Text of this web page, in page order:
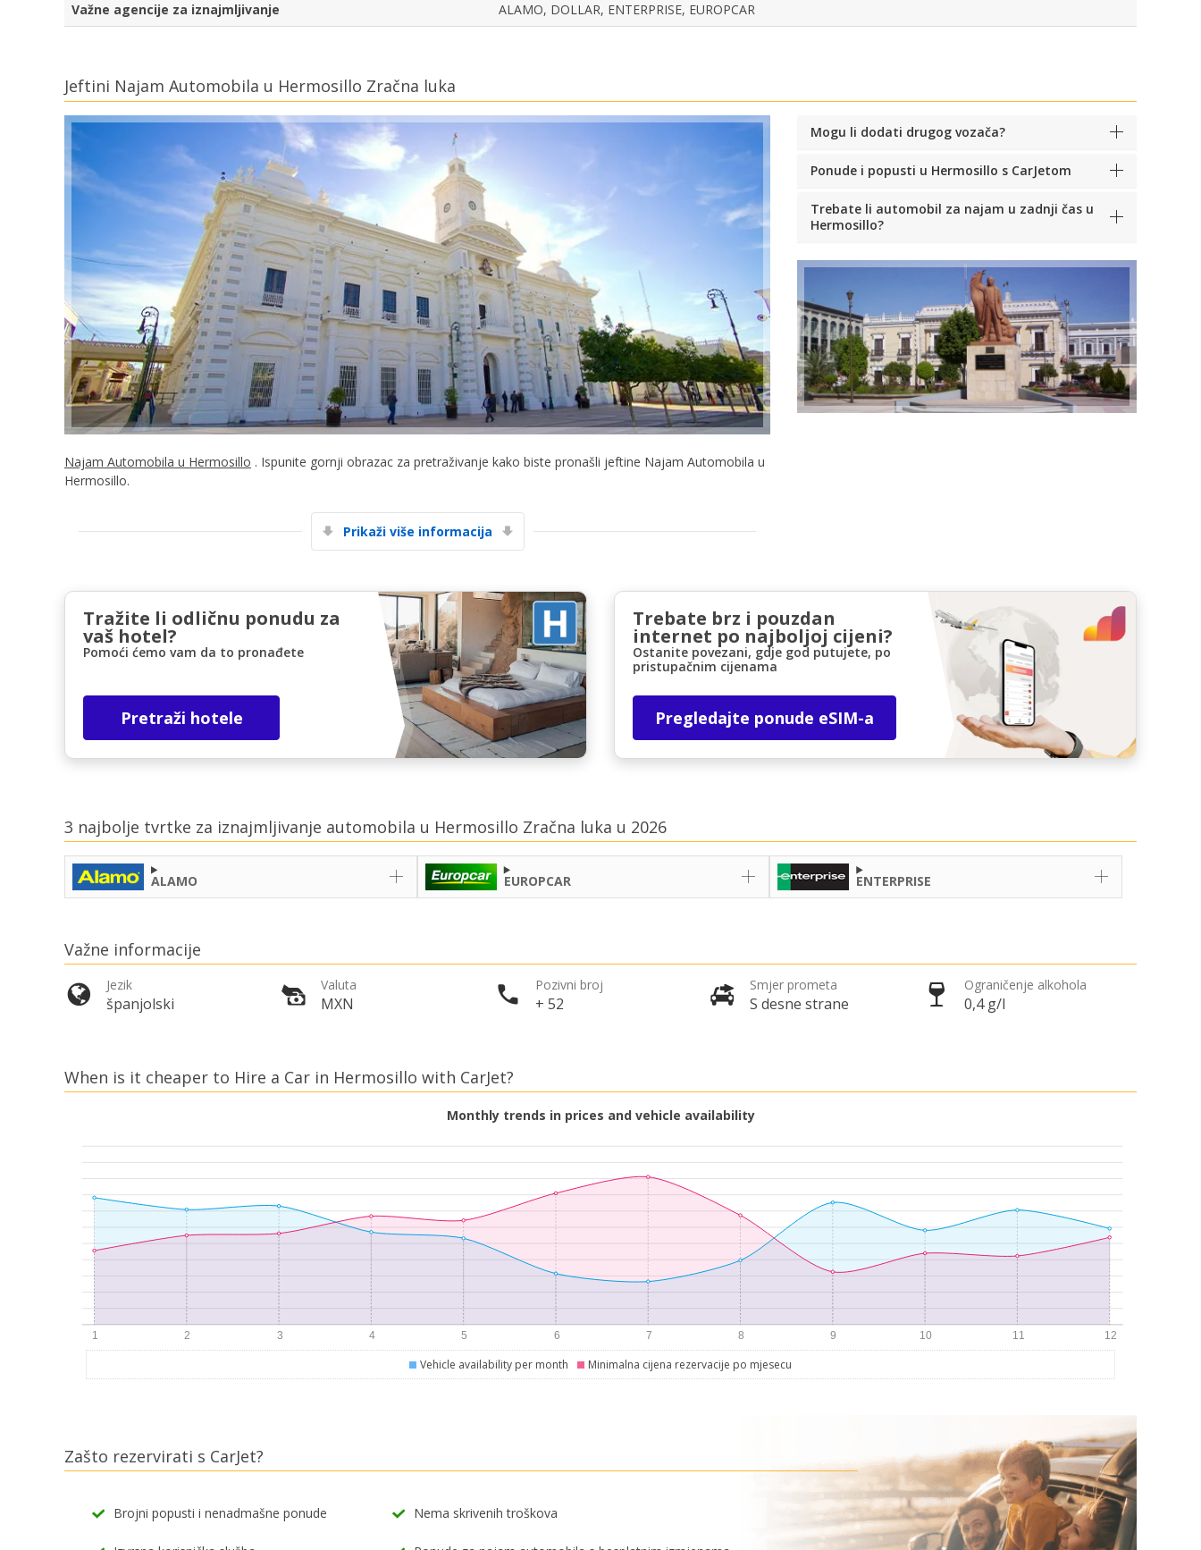
Posebni popusti
Pristupite ekskluzivnim ponudama naših
dobavljača
Prijava putem eLinka
Važne agencije za iznajmljivanje
ALAMO, DOLLAR, ENTERPRISE, EUROPCAR
Jeftini Najam Automobila u Hermosillo Zračna luka
Najam Automobila u Hermosillo . Ispunite gornji obrazac za pretraživanje kako biste pronašli jeftine Najam Automobila u
Hermosillo.
Prikaži više informacija
Mogu li dodati drugog vozača?
Ponude i popusti u Hermosillo s CarJetom
Trebate li automobil za najam u zadnji čas u
Hermosillo?
Tražite li odličnu ponudu za
vaš hotel?
Pomoći ćemo vam da to pronađete
Pretraži hotele
Trebate brz i pouzdan
internet po najboljoj cijeni?
Ostanite povezani, gdje god putujete, po
pristupačnim cijenama
Pregledajte ponude eSIM-a
3 najbolje tvrtke za iznajmljivanje automobila u Hermosillo Zračna luka u 2026
ALAMO EUROPCAR ENTERPRISE
Važne informacije
Jezik
španjolski
Valuta
MXN
Pozivni broj
+ 52
Smjer prometa
S desne strane
Ograničenje alkohola
0,4 g/l
When is it cheaper to Hire a Car in Hermosillo with CarJet?
Monthly trends in prices and vehicle availability
Vehicle availability per month Minimalna cijena rezervacije po mjesecu
Zašto rezervirati s CarJet?
Brojni popusti i nenadmašne ponude Nema skrivenih troškova